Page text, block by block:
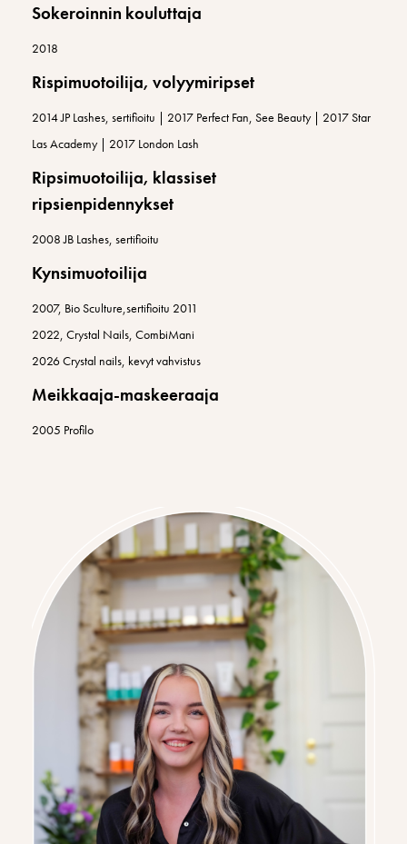
Sokeroinnin kouluttaja
2018
Rispimuotoilija, volyymiripset
2014 JP Lashes, sertifioitu | 2017 Perfect Fan, See Beauty | 2017 Star
Las Academy | 2017 London Lash
Ripsimuotoilija, klassiset
ripsienpidennykset
2008 JB Lashes, sertifioitu
Kynsimuotoilija
2007, Bio Sculture,sertifioitu 2011
2022, Crystal Nails, CombiMani
2026 Crystal nails, kevyt vahvistus
Meikkaaja-maskeeraaja
2005 Profilo